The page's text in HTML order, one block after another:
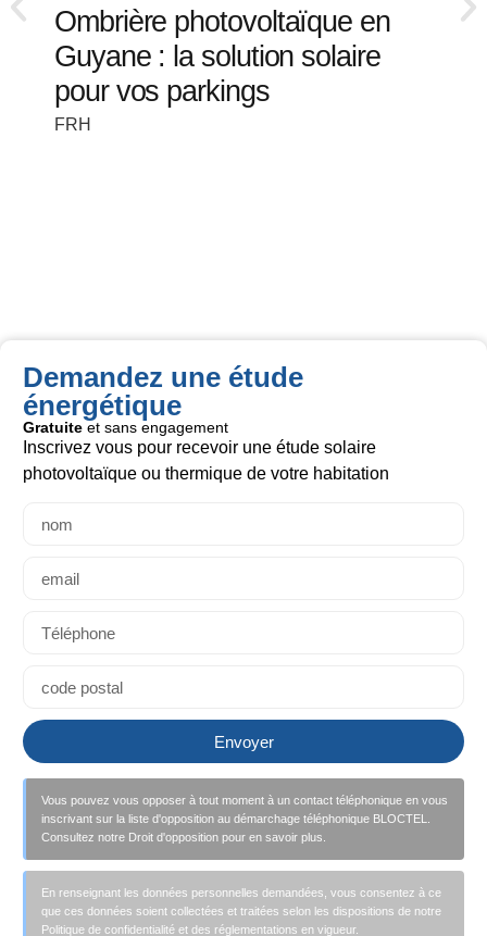
Ombrière photovoltaïque en
Guyane : la solution solaire
pour vos parkings
FRH
Lire la suite >
Demandez une étude
énergétique
Gratuite et sans engagement
Inscrivez vous pour recevoir une étude solaire
photovoltaïque ou thermique de votre habitation
Envoyer
Vous pouvez vous opposer à tout moment à un contact téléphonique en vous
inscrivant sur la liste d'opposition au démarchage téléphonique BLOCTEL.
Consultez notre Droit d'opposition pour en savoir plus.
En renseignant les données personnelles demandées, vous consentez à ce
que ces données soient collectées et traitées selon les dispositions de notre
Politique de confidentialité et des réglementations en vigueur.